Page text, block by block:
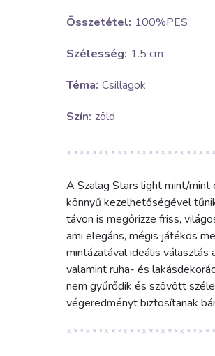
Összetétel: 100%PES
Szélesség: 1.5 cm
Téma: Csillagok
Szín: zöld
A Szalag Stars light mint/
könnyű kezelhetőségével
távon is megőrizze friss,
ami elegáns, mégis játékos
mintázatával ideális választás
valamint ruha- és
nem gyűrődik és szövött
végeredményt biztosítanak